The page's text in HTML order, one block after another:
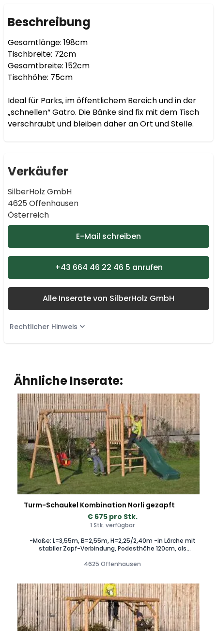
Beschreibung
Gesamtlänge: 198cm
Tischbreite: 72cm
Gesamtbreite: 152cm
Tischhöhe: 75cm
Ideal für Parks, im öffentlichem Bereich und in der
„schnellen“ Gatro. Die Bänke sind fix mit dem Tisch
verschraubt und bleiben daher an Ort und Stelle.
Verkäufer
SilberHolz GmbH
4625 Offenhausen
Österreich
E-Mail schreiben
+43 664 46 22 46 5 anrufen
Alle Inserate von SilberHolz GmbH
Rechtlicher Hinweis
Ähnliche Inserate:
Turm-Schaukel Kombination Norli gezapft
€ 675 pro Stk.
1 Stk. verfügbar
-Maße: L=3,55m, B=2,55m, H=2,25/2,40m -in Lärche mit
stabiler Zapf-Verbindung, Podesthöhe 120cm, als
Befestigungsmaterial
4625 Offenhausen